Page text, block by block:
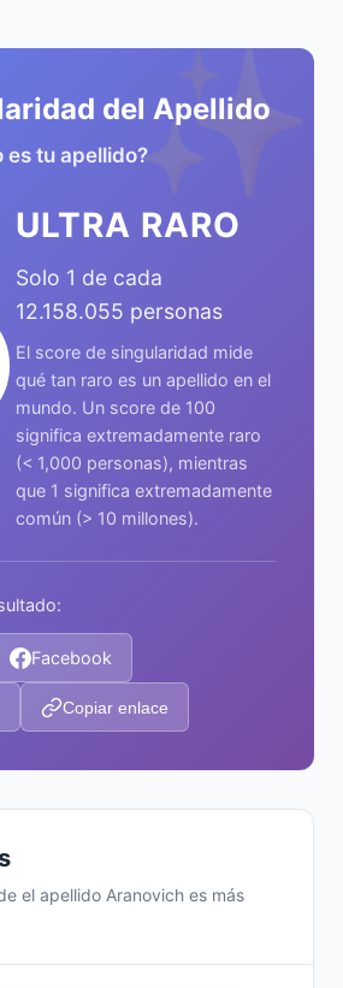
✨
del Apellido
es tu apellido?
ULTRA RARO
Solo 1 de cada
12.158.055 personas
El score de singularidad mide
qué tan raro es un apellido en el
mundo. Un score de 100
significa extremadamente raro
(< 1,000 personas), mientras
que 1 significa extremadamente
común (> 10 millones).
Facebook
Copiar enlace
el apellido Aranovich es más